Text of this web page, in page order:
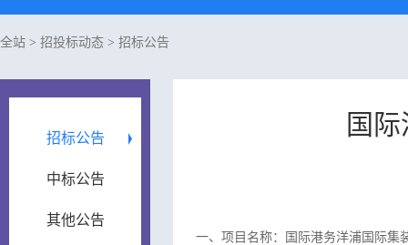
全站 > 招投标动态 > 招标公告
招标公告
中标公告
其他公告
国
一、项目名称：国际港务洋浦国际集